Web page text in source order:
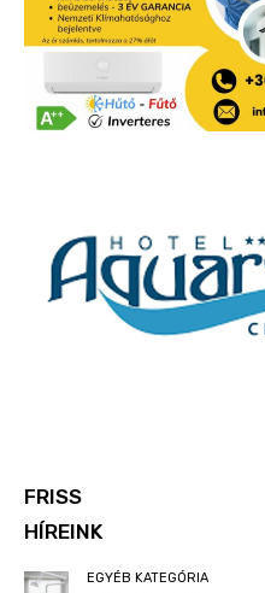
FRISS
HÍREINK
EGYÉB KATEGÓRIA